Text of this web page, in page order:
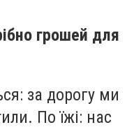
грошей для
за дорогу ми
По їжі: нас